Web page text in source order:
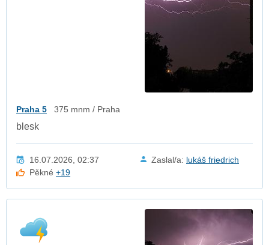
Praha 5 375 mnm / Praha
blesk
16.07.2026, 02:37 Zaslal/a: lukáš friedrich
Pěkné+19